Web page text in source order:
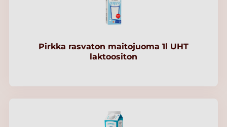
Pirkka rasvaton maitojuoma 1l UHT
laktoositon